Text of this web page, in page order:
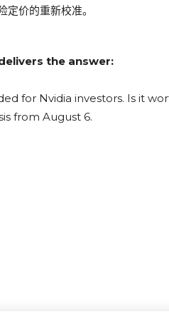
价的重新校准。
the answer:
for Nvidia investors. Is it
from August 6.